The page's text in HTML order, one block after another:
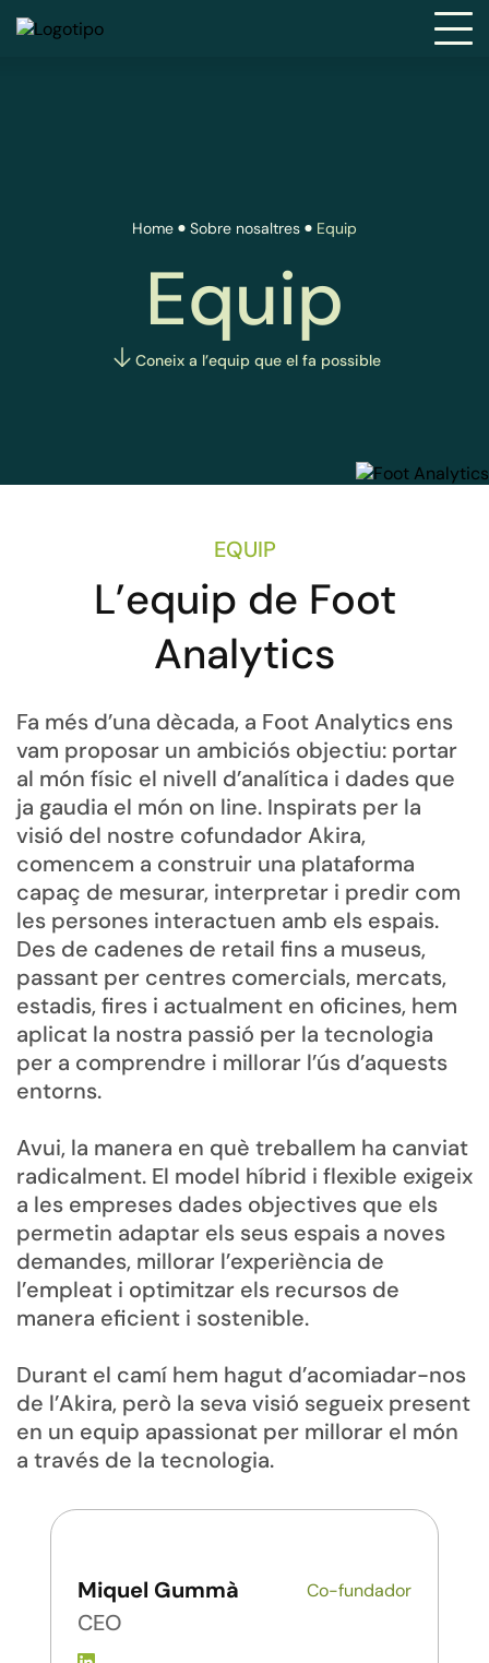
Home Sobre nosaltres Equip
Equip
Coneix a l’equip que el fa possible
EQUIP
L’equip de Foot
Analytics
Fa més d’una dècada, a Foot Analytics ens
vam proposar un ambiciós objectiu: portar
al món físic el nivell d’analítica i dades que
ja gaudia el món on line. Inspirats per la
visió del nostre cofundador Akira,
comencem a construir una plataforma
capaç de mesurar, interpretar i predir com
les persones interactuen amb els espais.
Des de cadenes de retail fins a museus,
passant per centres comercials, mercats,
estadis, fires i actualment en oficines, hem
aplicat la nostra passió per la tecnologia
per a comprendre i millorar l’ús d’aquests
entorns.
Avui, la manera en què treballem ha canviat
radicalment. El model híbrid i flexible exigeix
a les empreses dades objectives que els
permetin adaptar els seus espais a noves
demandes, millorar l’experiència de
l’empleat i optimitzar els recursos de
manera eficient i sostenible.
Durant el camí hem hagut d’acomiadar-nos
de l’Akira, però la seva visió segueix present
en un equip apassionat per millorar el món
a través de la tecnologia.
Miquel Gummà Co-fundador
CEO